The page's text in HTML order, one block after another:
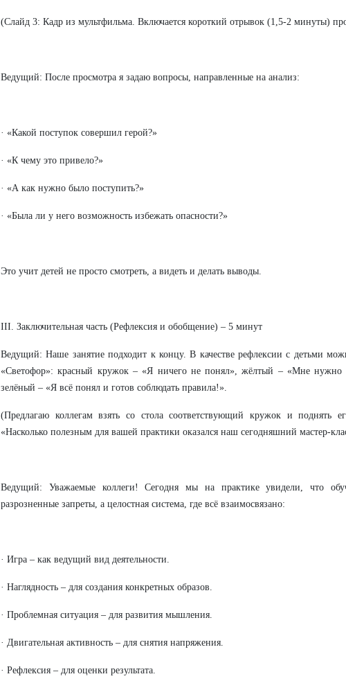
(Слайд 3: Кадр из мультфильма. Включается короткий отрывок (1,5-2 минуты)
Ведущий: После просмотра я задаю вопросы, направленные на анализ:
· «Какой поступок совершил герой?»
· «К чему это привело?»
· «А как нужно было поступить?»
· «Была ли у него возможность избежать опасности?»
Это учит детей не просто смотреть, а видеть и делать выводы.
III. Заключительная часть (Рефлексия и обобщение) – 5 минут
Ведущий: Наше занятие подходит к концу. В качестве рефлексии с детьми
«Светофор»: красный кружок – «Я ничего не понял», жёлтый – «Мне нужно
зелёный – «Я всё понял и готов соблюдать правила!».
(Предлагаю коллегам взять со стола соответствующий кружок и поднять
«Насколько полезным для вашей практики оказался наш сегодняшний мастер-
Ведущий: Уважаемые коллеги! Сегодня мы на практике увидели, что
разрозненные запреты, а целостная система, где всё взаимосвязано:
· Игра – как ведущий вид деятельности.
· Наглядность – для создания конкретных образов.
· Проблемная ситуация – для развития мышления.
· Двигательная активность – для снятия напряжения.
· Рефлексия – для оценки результата.